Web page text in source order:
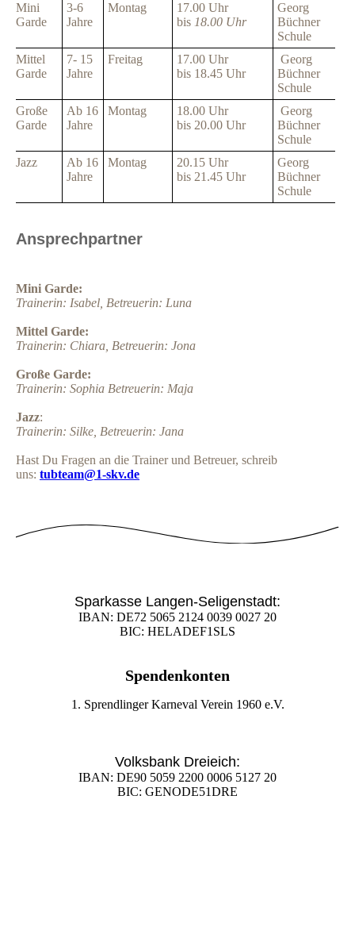
Mini
Garde
3-6
Jahre
Montag
17.00 Uhr
bis 18.00 Uhr
Georg
Büchner
Schule
Mittel
Garde
7- 15
Jahre
Freitag
17.00 Uhr
bis 18.45 Uhr
Georg
Büchner
Schule
Große
Garde
Ab 16
Jahre
Montag
18.00 Uhr
bis 20.00 Uhr
Georg
Büchner
Schule
Jazz
Ab 16
Jahre
Montag
20.15 Uhr
bis 21.45 Uhr
Georg
Büchner
Schule
Ansprechpartner
Mini Garde:
Trainerin: Isabel, Betreuerin: Luna
Mittel Garde:
Trainerin: Chiara, Betreuerin: Jona
Große Garde:
Trainerin: Sophia Betreuerin: Maja
Jazz:
Trainerin: Silke, Betreuerin: Jana
Hast Du Fragen an die Trainer und Betreuer, schreib
uns: tubteam@1-skv.de
Sparkasse Langen-Seligenstadt:
IBAN: DE72 5065 2124 0039 0027 20
BIC: HELADEF1SLS
Spendenkonten
1. Sprendlinger Karneval Verein 1960 e.V.
Volksbank Dreieich:
IBAN: DE90 5059 2200 0006 5127 20
BIC: GENODE51DRE